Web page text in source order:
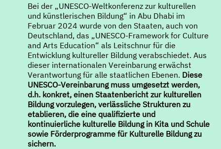
Bei der „UNESCO-Weltkonferenz zur kulturellen
und künstlerischen Bildung“ in Abu Dhabi im
Februar 2024 wurde von den Staaten, auch von
Deutschland, das „UNESCO-Framework for Culture
and Arts Education“ als Leitschnur für die
Entwicklung kultureller Bildung verabschiedet. Aus
dieser internationalen Vereinbarung erwächst
Verantwortung für alle staatlichen Ebenen. Diese
UNESCO-Vereinbarung muss umgesetzt werden,
d.h. konkret, einen Staatenbericht zur kulturellen
Bildung vorzulegen, verlässliche Strukturen zu
etablieren, die eine qualifizierte und
kontinuierliche kulturelle Bildung in Kita und Schule
sowie Förderprogramme für Kulturelle Bildung zu
sichern.